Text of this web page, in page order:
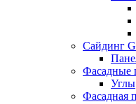
Сайдинг
Фасадные
Углы
Фасадная